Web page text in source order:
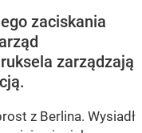
zaciskania
zarządzają
z Berlina. Wysiadł